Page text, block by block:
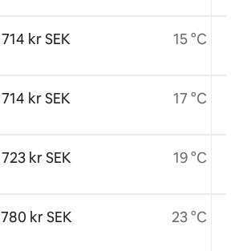
714 kr SEK
714 kr SEK
723 kr SEK
780 kr SEK
15 °C
17 °C
19 °C
23 °C